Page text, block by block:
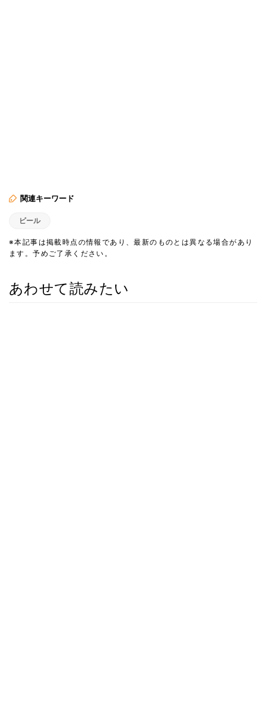
関連キーワード
ビール
※本記事は掲載時点の情報であり、最新のものとは異なる場合があり
ます。予めご了承ください。
あわせて読みたい